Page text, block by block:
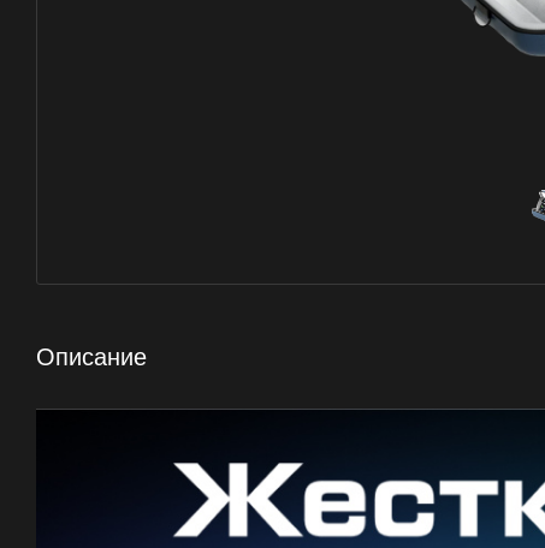
Описание